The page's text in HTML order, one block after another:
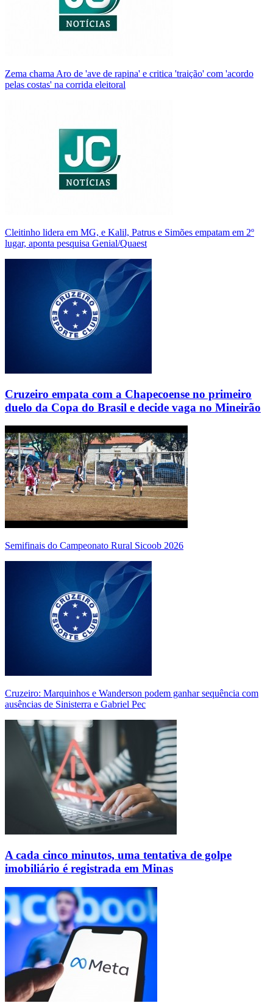
Zema chama Aro de 'ave de rapina' e critica 'traição' com 'acordo
pelas costas' na corrida eleitoral
Cleitinho lidera em MG, e Kalil, Patrus e Simões empatam em 2º
lugar, aponta pesquisa Genial/Quaest
Cruzeiro empata com a Chapecoense no primeiro
duelo da Copa do Brasil e decide vaga no Mineirão
Semifinais do Campeonato Rural Sicoob 2026
Cruzeiro: Marquinhos e Wanderson podem ganhar sequência com
ausências de Sinisterra e Gabriel Pec
A cada cinco minutos, uma tentativa de golpe
imobiliário é registrada em Minas